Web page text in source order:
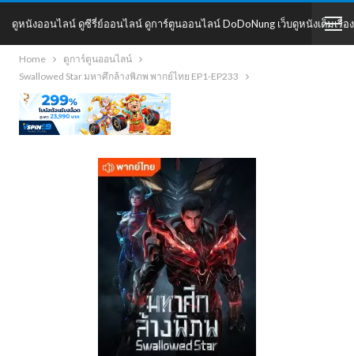
ดูหนังออนไลน์ ดูซีรี่ย์ออนไลน์ ดูการ์ตูนออนไลน์ DoDoNung เว็บดูหนังเต็มเรื่อง
DoDoNung
Home
ดูการ์ตูนออนไลน์
Swallowed Star มหาศึกล้างพิภพ พากย์ไทย EP1-EP233